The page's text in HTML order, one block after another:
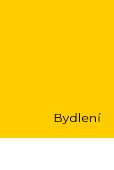
Bydlení